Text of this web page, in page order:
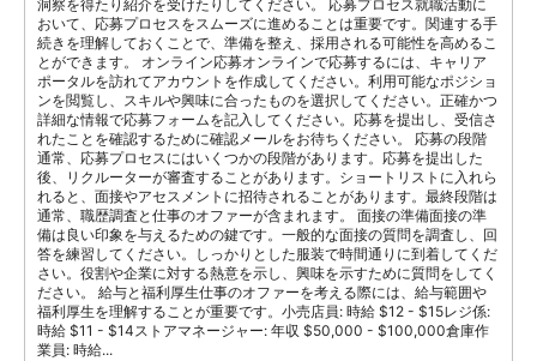
洞察を得たり紹介を受けたりしてください。 応募プロセス就職活動に
おいて、応募プロセスをスムーズに進めることは重要です。関連する手
続きを理解しておくことで、準備を整え、採用される可能性を高めるこ
とができます。 オンライン応募オンラインで応募するには、キャリア
ポータルを訪れてアカウントを作成してください。利用可能なポジショ
ンを閲覧し、スキルや興味に合ったものを選択してください。正確かつ
詳細な情報で応募フォームを記入してください。応募を提出し、受信さ
れたことを確認するために確認メールをお待ちください。 応募の段階
通常、応募プロセスにはいくつかの段階があります。応募を提出した
後、リクルーターが審査することがあります。ショートリストに入れら
れると、面接やアセスメントに招待されることがあります。最終段階は
通常、職歴調査と仕事のオファーが含まれます。 面接の準備面接の準
備は良い印象を与えるための鍵です。一般的な面接の質問を調査し、回
答を練習してください。しっかりとした服装で時間通りに到着してくだ
さい。役割や企業に対する熱意を示し、興味を示すために質問をしてく
ださい。 給与と福利厚生仕事のオファーを考える際には、給与範囲や
福利厚生を理解することが重要です。小売店員: 時給 $12 - $15レジ係:
時給 $11 - $14ストアマネージャー: 年収 $50,000 - $100,000倉庫作
業員: 時給...